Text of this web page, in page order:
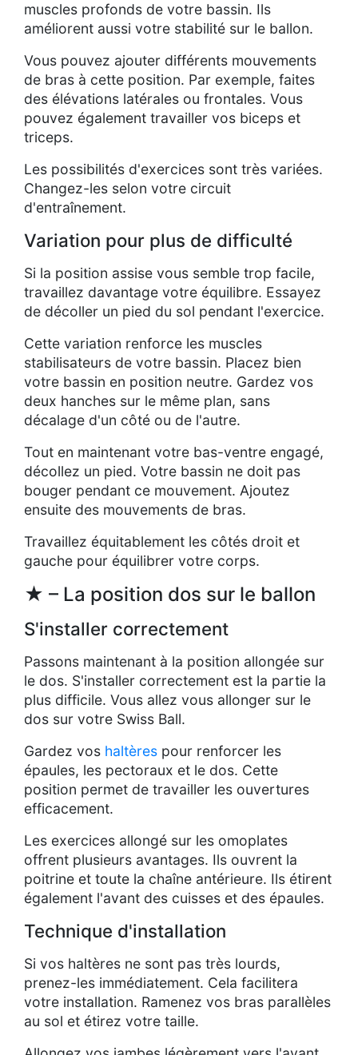
muscles profonds de votre bassin. Ils
améliorent aussi votre stabilité sur le ballon.
Vous pouvez ajouter différents mouvements
de bras à cette position. Par exemple, faites
des élévations latérales ou frontales. Vous
pouvez également travailler vos biceps et
triceps.
Les possibilités d'exercices sont très variées.
Changez-les selon votre circuit
d'entraînement.
Variation pour plus de difficulté
Si la position assise vous semble trop facile,
travaillez davantage votre équilibre. Essayez
de décoller un pied du sol pendant l'exercice.
Cette variation renforce les muscles
stabilisateurs de votre bassin. Placez bien
votre bassin en position neutre. Gardez vos
deux hanches sur le même plan, sans
décalage d'un côté ou de l'autre.
Tout en maintenant votre bas-ventre engagé,
décollez un pied. Votre bassin ne doit pas
bouger pendant ce mouvement. Ajoutez
ensuite des mouvements de bras.
Travaillez équitablement les côtés droit et
gauche pour équilibrer votre corps.
★ – La position dos sur le ballon
S'installer correctement
Passons maintenant à la position allongée sur
le dos. S'installer correctement est la partie la
plus difficile. Vous allez vous allonger sur le
dos sur votre Swiss Ball.
Gardez vos haltères pour renforcer les
épaules, les pectoraux et le dos. Cette
position permet de travailler les ouvertures
efficacement.
Les exercices allongé sur les omoplates
offrent plusieurs avantages. Ils ouvrent la
poitrine et toute la chaîne antérieure. Ils étirent
également l'avant des cuisses et des épaules.
Technique d'installation
Si vos haltères ne sont pas très lourds,
prenez-les immédiatement. Cela facilitera
votre installation. Ramenez vos bras parallèles
au sol et étirez votre taille.